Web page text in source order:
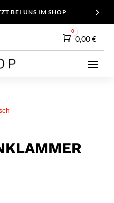
BEI UNS IM SHOP
Warenkorb
0
0,00€